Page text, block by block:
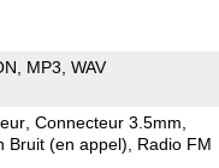
MP3 WAV
Connecteur 3.5mm
Bruit (en appel)
Radio FM